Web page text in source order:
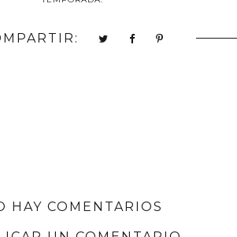
HAY COMENTARIOS